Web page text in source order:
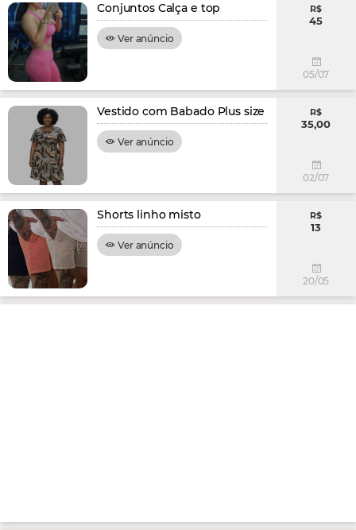
Conjuntos Calça e top
Ver anúncio
R$
45
05/07
Vestido com Babado Plus size
Ver anúncio
R$
35,00
02/07
Shorts linho misto
Ver anúncio
R$
13
20/05